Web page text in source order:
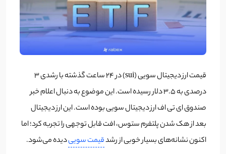
قیمت ارز دیجیتال سویی (sui) در 24 ساعت گذشته با رشدی 3
درصدی به 3.5 دلار رسیده است. این موضوع به دنبال اعلام خبر
صندوق ای تی اف ارز دیجیتال سویی بوده است. این ارز دیجیتال
بعد از هک شدن پلتفرم ستوس، افت قابل توجهی را تجربه کرد؛ اما
اکنون نشانه‌های بسیار خوبی از رشدقیمت سوییدیده می‌شود.